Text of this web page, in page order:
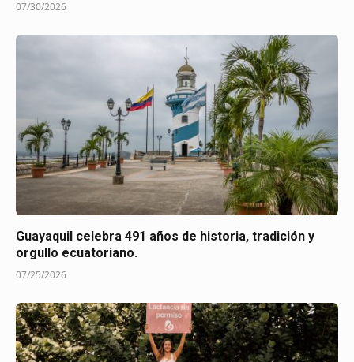
07/30/2026
Guayaquil celebra 491 años de historia, tradición y
orgullo ecuatoriano.
07/25/2026